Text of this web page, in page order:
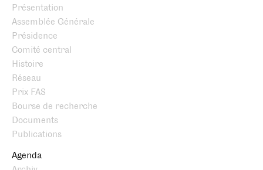
Présentation
Assemblée Générale
Présidence
Comité central
Histoire
Réseau
Prix FAS
Bourse de recherche
Documents
Publications
Agenda